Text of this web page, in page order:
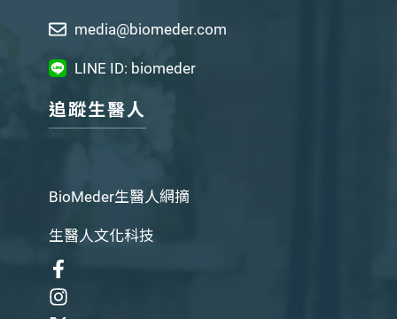
media@biomeder.com
LINE ID: biomeder
追蹤生醫人
BioMeder生醫人網摘
生醫人文化科技